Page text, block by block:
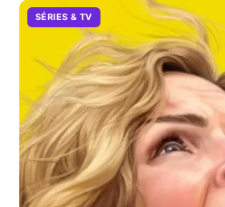
SÉRIES & TV